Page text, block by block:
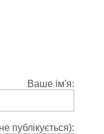
Ваше ім'я:
публікується):